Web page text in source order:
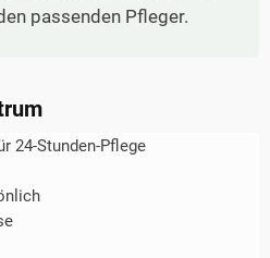
passenden Pfleger.
24-Stunden-Pflege